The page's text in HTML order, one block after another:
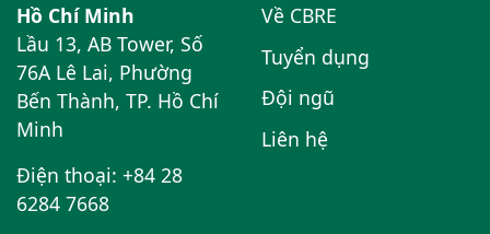
Hồ Chí Minh
Lầu 13, AB Tower, Số
76A Lê Lai, Phường
Bến Thành, TP. Hồ Chí
Minh
Điện thoại: +84 28
6284 7668
Về CBRE
Tuyển dụng
Đội ngũ
Liên hệ